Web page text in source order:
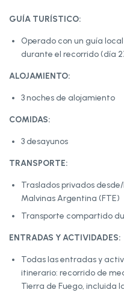
GUÍA TURÍSTICO:
Operado con un guía
durante el recorrido (día
ALOJAMIENTO:
3 noches de alojamiento
COMIDAS:
3 desayunos
TRANSPORTE:
Traslados privados
Malvinas Argentina (FTE)
Transporte compartido
ENTRADAS Y ACTIVIDADES:
Todas las entradas y
itinerario: recorrido de
Tierra de Fuego, incluida